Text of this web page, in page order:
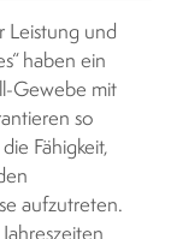
Leistung und
haben ein
Gewebe mit
so
Fähigkeit,
aufzutreten.